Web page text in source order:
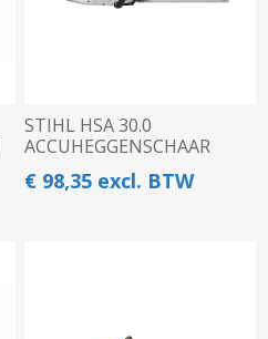
STIHL HSA 30.0
ACCUHEGGENSCHAAR
€ 98,35 excl. BTW